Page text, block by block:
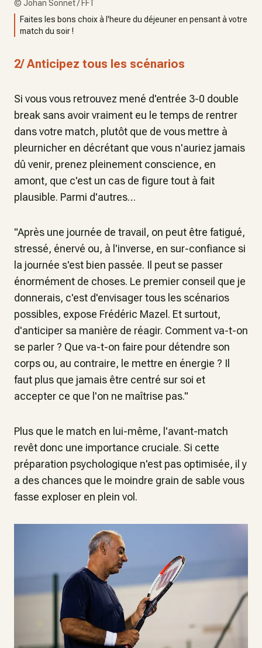
© Johan Sonnet / FFT
Faites les bons choix à l'heure du déjeuner en pensant à votre
match du soir !
2/ Anticipez tous les scénarios
Si vous vous retrouvez mené d'entrée 3-0 double
break sans avoir vraiment eu le temps de rentrer
dans votre match, plutôt que de vous mettre à
pleurnicher en décrétant que vous n'auriez jamais
dû venir, prenez pleinement conscience, en
amont, que c'est un cas de figure tout à fait
plausible. Parmi d'autres…
"Après une journée de travail, on peut être fatigué,
stressé, énervé ou, à l'inverse, en sur-confiance si
la journée s'est bien passée. Il peut se passer
énormément de choses. Le premier conseil que je
donnerais, c'est d'envisager tous les scénarios
possibles, expose Frédéric Mazel. Et surtout,
d'anticiper sa manière de réagir. Comment va-t-on
se parler ? Que va-t-on faire pour détendre son
corps ou, au contraire, le mettre en énergie ? Il
faut plus que jamais être centré sur soi et
accepter ce que l'on ne maîtrise pas."
Plus que le match en lui-même, l'avant-match
revêt donc une importance cruciale. Si cette
préparation psychologique n'est pas optimisée, il y
a des chances que le moindre grain de sable vous
fasse exploser en plein vol.